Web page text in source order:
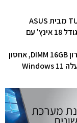
מסך בגודל 18 אינץ' עם
זיכרון DIMM 16GB, אחסון
1TB PCIe® 4.0 NVMe™ M.2 SSD ומערכת ההפעלה Windows 11